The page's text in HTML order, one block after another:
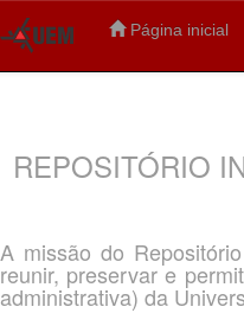
Página inicial
REPOSITÓRIO
A missão do
reunir, preservar e
administrativa) da